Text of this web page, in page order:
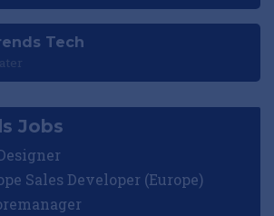
Tech
Jobs
Sales Developer (Europe)